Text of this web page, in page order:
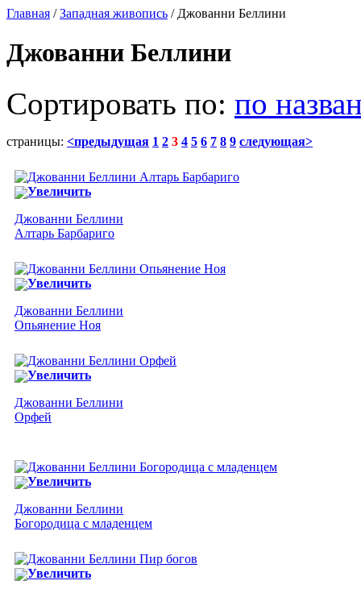
Главная /Западная живопись / Джованни Беллини
Джованни Беллини
Сортировать по: по
страницы: <предыдущая 1 2 3 4 5 6 7 8 9 следующая>
Увеличить
Джованни Беллини
Алтарь Барбариго
Увеличить
Джованни Беллини
Опьянение Ноя
Увеличить
Джованни Беллини
Орфей
Увеличить
Джованни Беллини
Богородица с младенцем
Увеличить